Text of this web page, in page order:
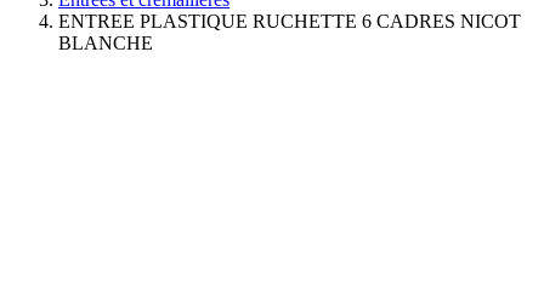
ENTREE PLASTIQUE RUCHETTE 6 CADRES NICOT
BLANCHE